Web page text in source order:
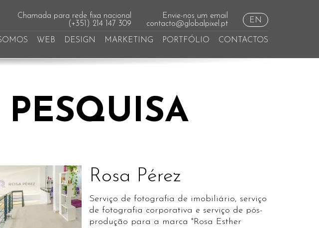
Chamada para rede fixa nacional
(+351) 214 147 309
Envie-nos um email
contacto@globalpixel.pt
EN
WEB DESIGN MARKETING PORTFÓLIO CONTACTOS
Rosa Pérez
Serviço de fotografia de imobiliário, serviço
de fotografia corporativa e serviço de pós-
produção para a marca "Rosa Esther